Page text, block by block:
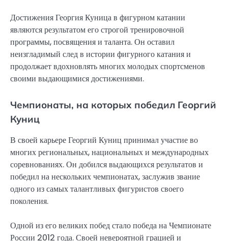
Достижения Георгия Куница в фигурном катании
являются результатом его строгой тренировочной
программы, посвящения и таланта. Он оставил
неизгладимый след в истории фигурного катания и
продолжает вдохновлять многих молодых спортсменов
своими выдающимися достижениями.
Чемпионаты, на которых победил Георгий
Куниц
В своей карьере Георгий Куниц принимал участие во
многих региональных, национальных и международных
соревнованиях. Он добился выдающихся результатов и
победил на нескольких чемпионатах, заслужив звание
одного из самых талантливых фигуристов своего
поколения.
Одной из его великих побед стало победа на Чемпионате
России 2012 года. Своей невероятной грацией и